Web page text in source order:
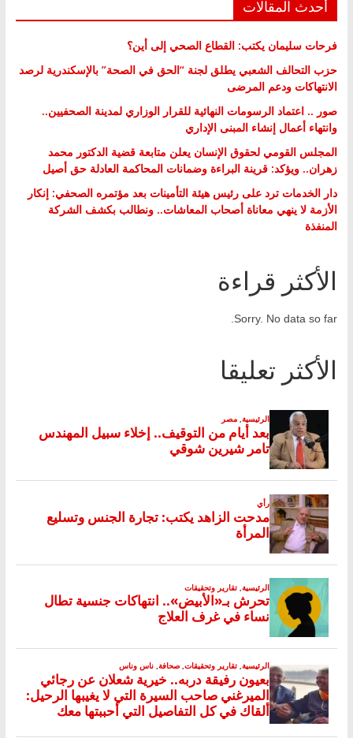
أحدث المقالات
فرحات سليمان يكتب: القطاع الصحي إلى أين؟
حزب التحالف الشعبي يطلق لجنة “الحق في الصحة” بالإسكندرية لرصد
الانتهاكات ودعم المرضى
صور .. اعتماد الرسومات النهائية للقرار الوزاري لمدينة الصحفيين..
وانتهاء أعمال إنشاء المبنى الإداري
المجلس القومي لحقوق الإنسان يعلن متابعة قضية الدكتور محمد
زهران.. ويؤكد: قرينة البراءة وضمانات المحاكمة العادلة حق أصيل
دار الخدمات ترد على رئيس هيئة التأمينات بعد مؤتمره الصحفي: إنكار
الأزمة لا ينهي معاناة أصحاب المعاشات.. ونطالب بكشف الشركة
المنفذة
الأكثر قراءة
Sorry. No data so far.
الأكثر تعليقا